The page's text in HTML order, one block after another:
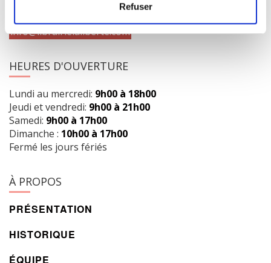
Refuser
info@librairielaliberte.com
HEURES D'OUVERTURE
Lundi au mercredi: 9h00 à 18h00
Jeudi et vendredi: 9h00 à 21h00
Samedi: 9h00 à 17h00
Dimanche : 10h00 à 17h00
Fermé les jours fériés
À PROPOS
PRÉSENTATION
HISTORIQUE
ÉQUIPE